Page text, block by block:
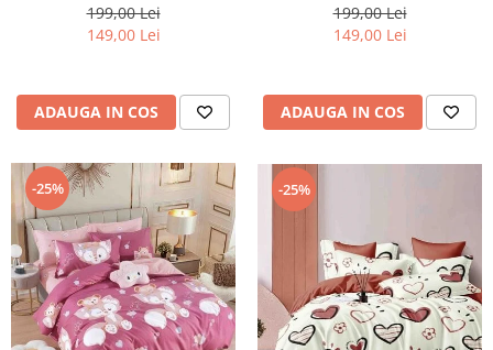
199,00 Lei
149,00 Lei
ADAUGA IN COS
199,00 Lei
149,00 Lei
ADAUGA IN COS
-25% -25%